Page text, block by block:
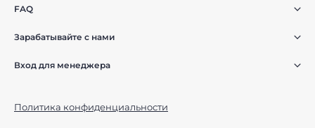
FAQ
Зарабатывайте с нами
Вход для менеджера
Политика конфиденциальности